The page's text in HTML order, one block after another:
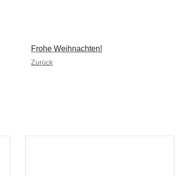
Frohe Weihnachten!
Zurück